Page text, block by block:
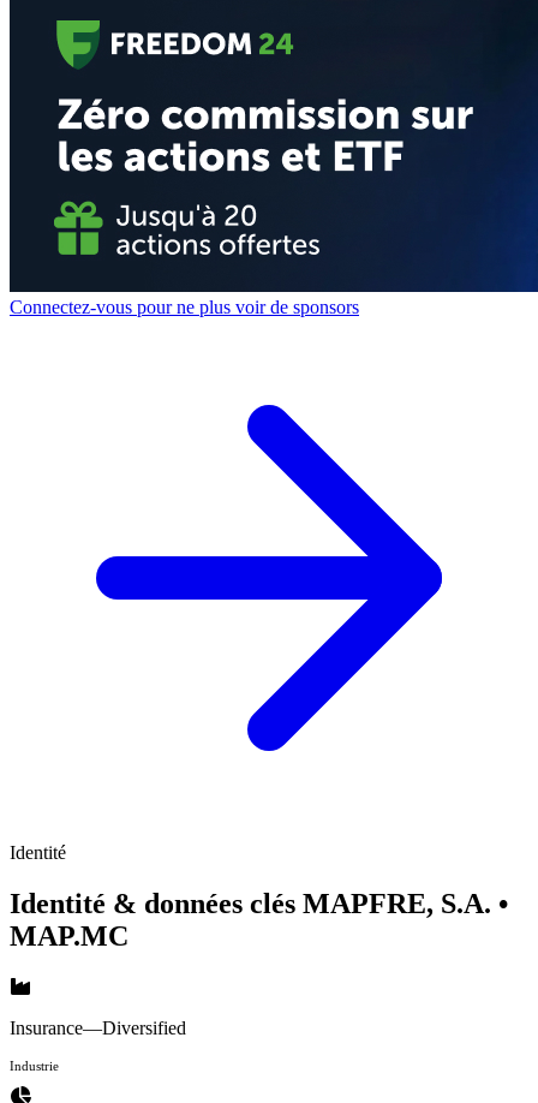
Connectez-vous pour ne plus voir de sponsors
Identité
Identité & données clés MAPFRE, S.A. •
MAP.MC
Insurance—Diversified
Industrie